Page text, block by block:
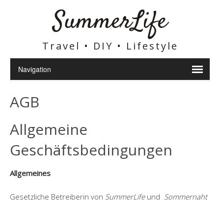
SummerLife
Travel • DIY • Lifestyle
AGB
Allgemeine
Geschäftsbedingungen
Allgemeines
Gesetzliche Betreiberin von SummerLifeund Sommernaht